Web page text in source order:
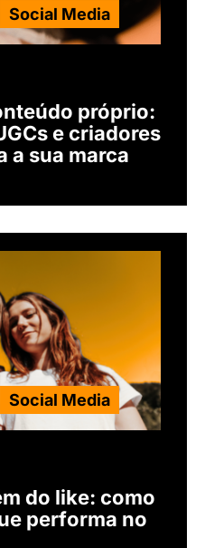
Social Media
próprio:
e criadores
a sua marca
Social Media
do like: como
performa no